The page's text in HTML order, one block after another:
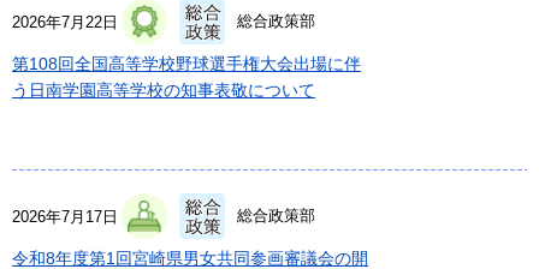
2026年7月22日 総合政策部
第108回全国高等学校野球選手権大会出場に伴
う日南学園高等学校の知事表敬について
2026年7月17日 総合政策部
令和8年度第1回宮崎県男女共同参画審議会の開